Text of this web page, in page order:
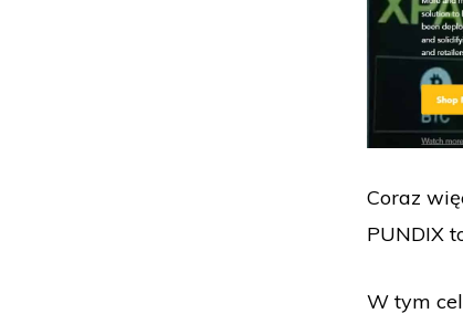
Coraz
PUNDIX
W tym